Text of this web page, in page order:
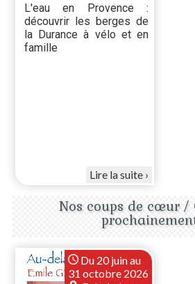
L'eau en Provence :
découvrir les berges de
la Durance à vélo et en
famille
Lire la suite
Nos coups de cœur /
Du 20 juin au
31 octobre 2026